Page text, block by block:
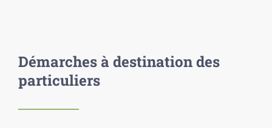
Démarches à destination des
particuliers